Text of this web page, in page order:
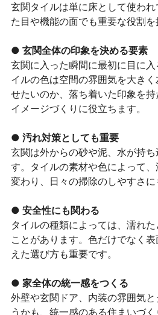
玄関タイルは単に床として使わ
た目や機能の面でも重要な役割を
● 玄関全体の印象を決める要素
玄関に入った瞬間に最初に目に
イルの色は空間の雰囲気を大き
せたいのか、落ち着いた印象を
イメージづくりに役立ちます。
● 汚れ対策としても重要
玄関は外からの砂や泥、水が持
す。タイルの素材や色によって
変わり、日々の掃除のしやすさに
● 安全性にも関わる
タイルの種類によっては、濡れ
ことがあります。色だけでなく
えた選び方も重要です。
● 家全体の統一感をつくる
外壁や玄関ドア、内装の雰囲気
うかも、統一感のある住まいづく